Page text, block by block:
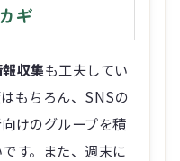
ギ
収集も工夫してい
もちろん、SNSの
けのグループを積
す。また、週末に